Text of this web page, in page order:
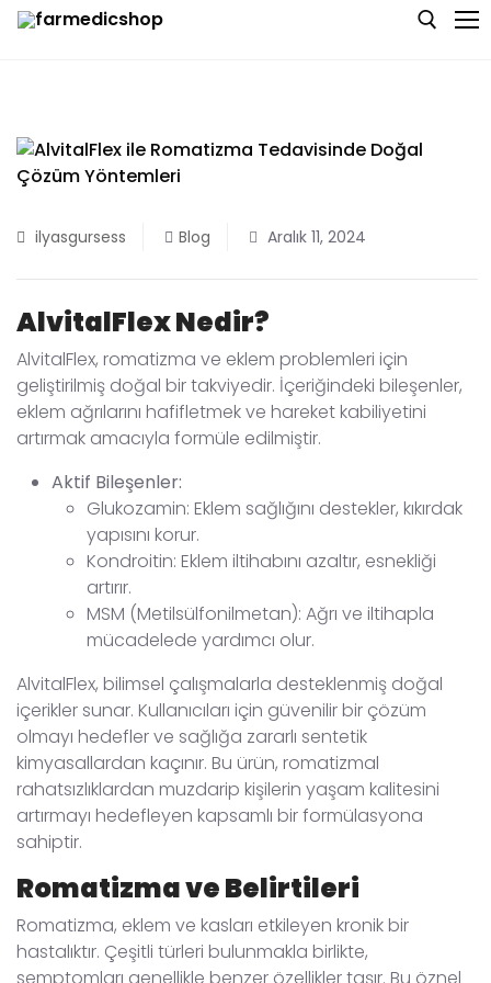
Skip
Anasayfa
Blogilyasgursess Blog Aralık 11, 2024
AlvitalFlex Nedir?
AlvitalFlex, romatizma ve eklem problemleri için
geliştirilmiş doğal bir takviyedir. İçeriğindeki bileşenler,
eklem ağrılarını hafifletmek ve hareket kabiliyetini
artırmak amacıyla formüle edilmiştir.
Aktif Bileşenler:
Glukozamin: Eklem sağlığını destekler, kıkırdak
yapısını korur.
Kondroitin: Eklem iltihabını azaltır, esnekliği
artırır.
MSM (Metilsülfonilmetan): Ağrı ve iltihapla
mücadelede yardımcı olur.
AlvitalFlex, bilimsel çalışmalarla desteklenmiş doğal
içerikler sunar. Kullanıcıları için güvenilir bir çözüm
olmayı hedefler ve sağlığa zararlı sentetik
kimyasallardan kaçınır. Bu ürün, romatizmal
rahatsızlıklardan muzdarip kişilerin yaşam kalitesini
artırmayı hedefleyen kapsamlı bir formülasyona
sahiptir.
Romatizma ve Belirtileri
Romatizma, eklem ve kasları etkileyen kronik bir
hastalıktır. Çeşitli türleri bulunmakla birlikte,